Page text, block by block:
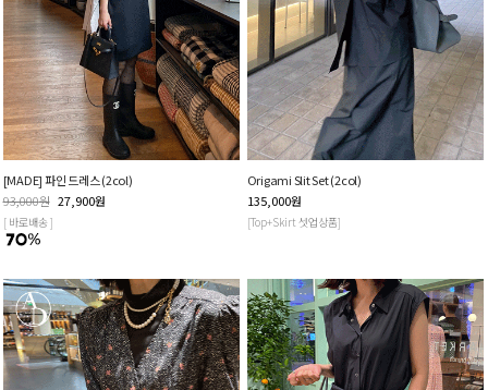
[MADE] 파인 드레스 (2col)
93,000원 27,900원
[ 바로배송 ]
Origami Slit Set (2col)
135,000원
[Top+Skirt 셋업상품]